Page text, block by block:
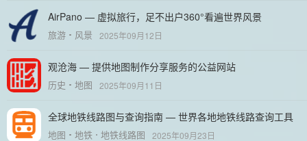
AirPano — 虚拟旅行，足不出户360°看遍世界风景
旅游 风景 2025年09月12日
观沧海 — 提供地图制作分享服务的公益网站
历史 地图 2025年09月11日
全球地铁线路图与查询指南 — 世界各地地铁线路查询工具
地图 地铁 地铁线路图 2025年09月23日